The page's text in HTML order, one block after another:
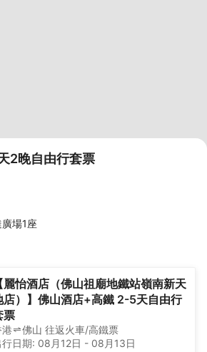
2晚自由行套票
場1座
【麗怡酒店（佛山祖廟地鐵站嶺南新天
店）】佛山酒店+高鐵 2-5天自由行
票
佛山 往返火車/高鐵票
行日期: 08月12日 - 08月13日